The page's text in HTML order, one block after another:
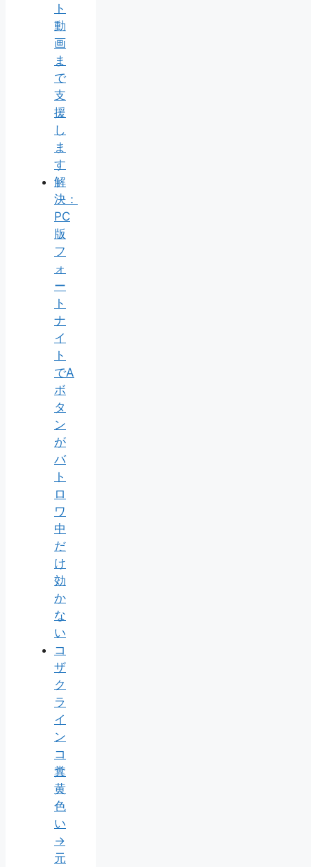
ト
動
画
ま
で
支
援
し
ま
す
解
決：
PC
版
フ
ォ
ー
ト
ナ
イ
ト
でA
ボ
タ
ン
が
バ
ト
ロ
ワ
中
だ
け
効
か
な
い
コ
ザ
ク
ラ
イ
ン
コ
糞
黄
色
い
→
元